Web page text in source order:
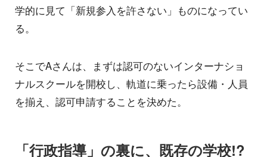
学的に見て「新規参入を許さない」ものになってい
る。
そこでAさんは、まずは認可のないインターナショ
ナルスクールを開校し、軌道に乗ったら設備・人員
を揃え、認可申請することを決めた。
「行政指導」の裏に、既存の学校!?